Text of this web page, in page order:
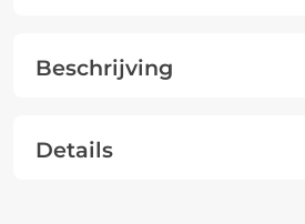
Beschrijving
Details